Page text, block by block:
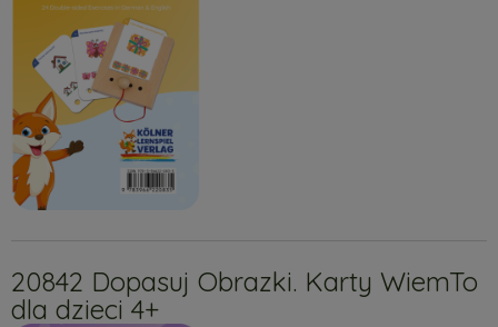
20842 Dopasuj Obrazki. Karty WiemTo
dla dzieci 4+